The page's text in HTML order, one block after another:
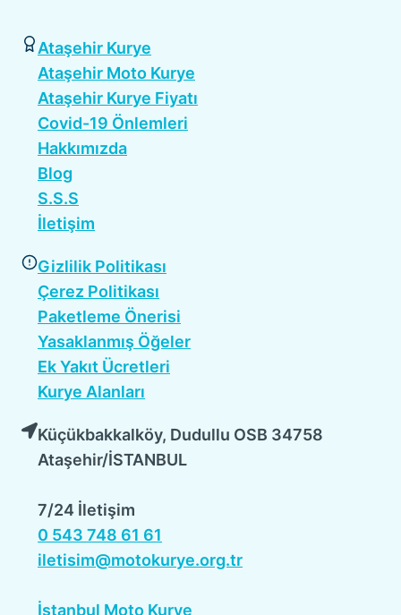
Ataşehir Kurye
Ataşehir Moto Kurye
Ataşehir Kurye Fiyatı
Covid-19 Önlemleri
Hakkımızda
Blog
S.S.S
İletişim
Gizlilik Politikası
Çerez Politikası
Paketleme Önerisi
Yasaklanmış Öğeler
Ek Yakıt Ücretleri
Kurye Alanları
Küçükbakkalköy, Dudullu OSB 34758
Ataşehir/İSTANBUL
7/24 İletişim
0 543 748 61 61
iletisim@motokurye.org.tr
İstanbul Moto Kurye